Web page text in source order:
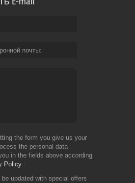
почты
the form you give us your
the personal data
in the fields above according
Policy
be updated with special offers